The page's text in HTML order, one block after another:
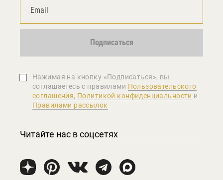
Подписаться
Нажимая на кнопку «Подписаться», вы
соглашаетеcь с правилами Пользовательского
соглашения, Политикой конфиденциальности и
Правилами рассылок
Читайте нас в соцсетях